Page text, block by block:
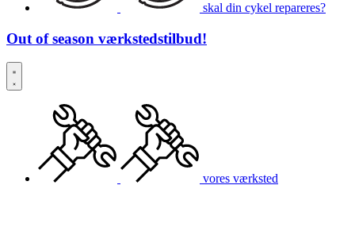
skal din cykel repareres?
Out of season værkstedstilbud!
vores værksted